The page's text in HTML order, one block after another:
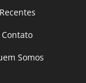
Recentes
Contato
Somos